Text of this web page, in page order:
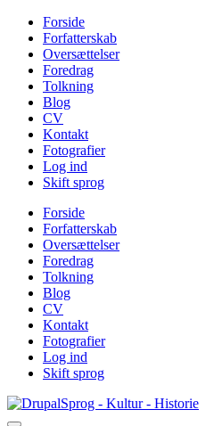
Forside
Forfatterskab
Oversættelser
Foredrag
Tolkning
Blog
CV
Kontakt
Fotografier
Log ind
Skift sprog
Forside
Forfatterskab
Oversættelser
Foredrag
Tolkning
Blog
CV
Kontakt
Fotografier
Log ind
Skift sprog
Gå
til
Sprog - Kultur - Historie